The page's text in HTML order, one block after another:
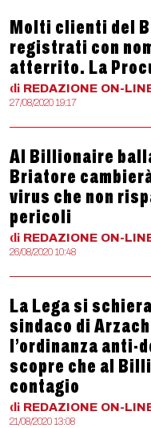
Molti clienti del
registrati con
atterrito. La
di REDAZIONE ON-
27/08/2020 19:17
Al Billionaire
Briatore
virus che non
pericoli
di REDAZIONE ON-
26/08/2020 10:48
La Lega si
sindaco di
l’ordinanza anti-
scopre che al
contagio
di REDAZIONE ON-
21/08/2020 13:08